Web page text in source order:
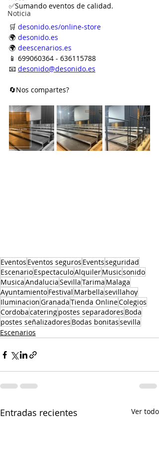
Noticia
✅Sumando eventos de calidad.
🛒 desonido.es/online-store
🌍 desonido.es
🌍 deescenarios.es
📱 699060364 - 636115788
📧 desonido@desonido.es
🔄Nos compartes?
Eventos Eventos seguros Eventsseguridad
EscenarioEspectaculoAlquilerMusicsonido
MusicaAndaluciaSevillaTarima Malaga
AyuntamientoFestival Marbellasevillahoy
IluminacionGranadaTienda OnlineColegios
Cordobacateringpostes separadores Boda
postes señalizadores Bodas bonitassevilla
Escenarios
Entradas recientes Ver todo